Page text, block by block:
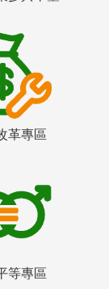
革專區
等專區